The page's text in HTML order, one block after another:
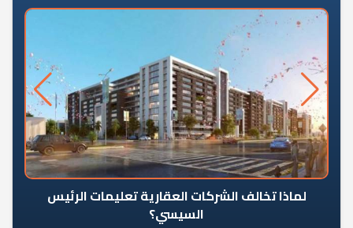
لماذا تخالف الشركات العقارية تعليمات الرئيس
السيسي؟